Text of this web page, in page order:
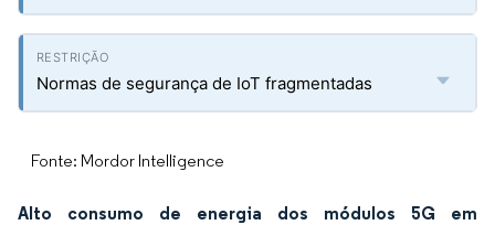
Normas de segurança de IoT fragmentadas
Fonte: Mordor Intelligence
Alto consumo de energia dos módulos 5G em